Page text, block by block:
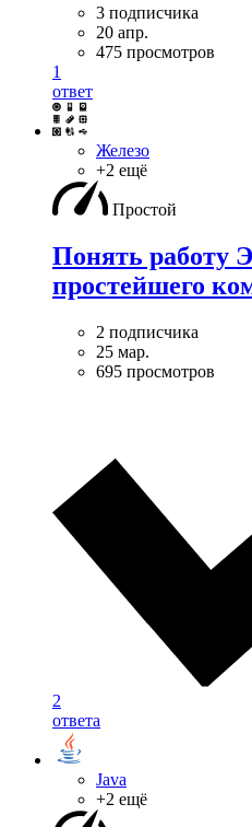
3 подписчика
20 апр.
475 просмотров
1
ответ
Железо
+2 ещё
Простой
Понять
простейшего
2 подписчика
25 мар.
695 просмотров
2
ответа
Java
+2 ещё